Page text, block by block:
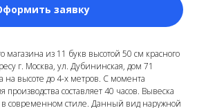
заявку
магазина из 11 букв высотой 50 см красного
г. Москва, ул. Дубининская, дом 71
на высоте до 4-х метров. С момента
производства составляет 40 часов. Вывеска
в современном стиле. Данный вид наружной